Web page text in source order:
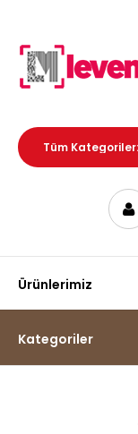
Ürünlerimiz
Kategoriler